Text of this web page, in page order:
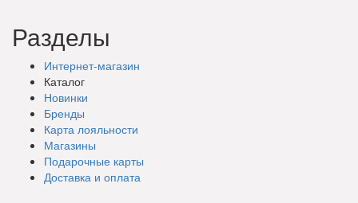
Разделы
Интернет-магазин
Каталог
Новинки
Бренды
Карта лояльности
Магазины
Подарочные карты
Доставка и оплата